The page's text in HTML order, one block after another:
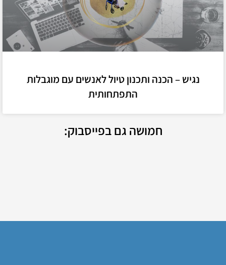
נגיש – הכנה ותכנון טיול לאנשים עם מוגבלות
התפתחותית
חמושה גם בפייסבוק: